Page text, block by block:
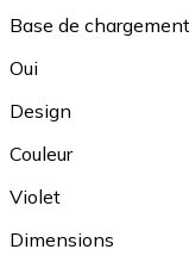
Base de chargement
Oui
Design
Couleur
Violet
Dimensions